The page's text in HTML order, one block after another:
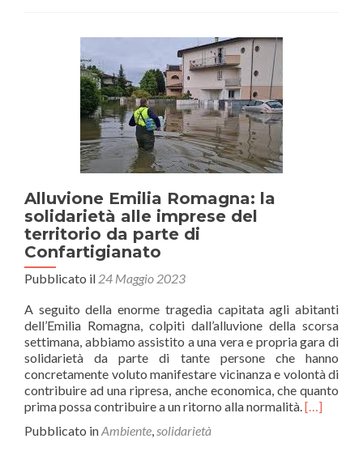
il
decreto
del
MIT
che
dà
il
via
agli
Alluvione Emilia Romagna: la
solidarietà alle imprese del
territorio da parte di
Confartigianato
Pubblicato il 24 Maggio 2023
A seguito della enorme tragedia capitata agli abitanti
dell’Emilia Romagna, colpiti dall’alluvione della scorsa
settimana, abbiamo assistito a una vera e propria gara di
solidarietà da parte di tante persone che hanno
concretamente voluto manifestare vicinanza e volontà di
contribuire ad una ripresa, anche economica, che quanto
prima possa contribuire a un ritorno alla normalità.Leggi
[…]
Pubblicato inAmbiente,solidarietà